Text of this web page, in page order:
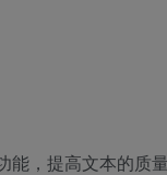
能，提高文本的质量